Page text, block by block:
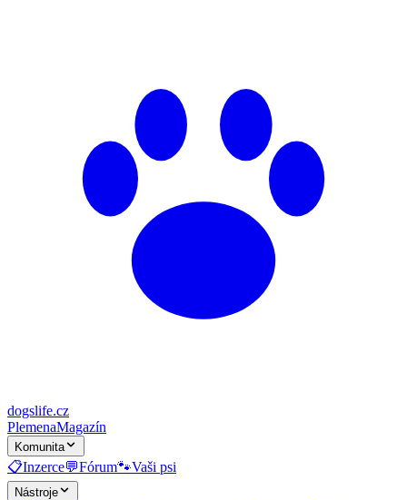
dogslife.cz
PlemenaMagazín
Komunita
📋Inzerce💬Fórum🐾Vaši psi
Nástroje